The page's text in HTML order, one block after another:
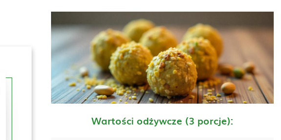
Wartości odżywcze (3 porcje):